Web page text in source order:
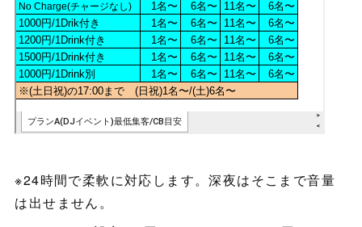
※24時間で柔軟に対応します。深夜はそこまで音量
は出せません。